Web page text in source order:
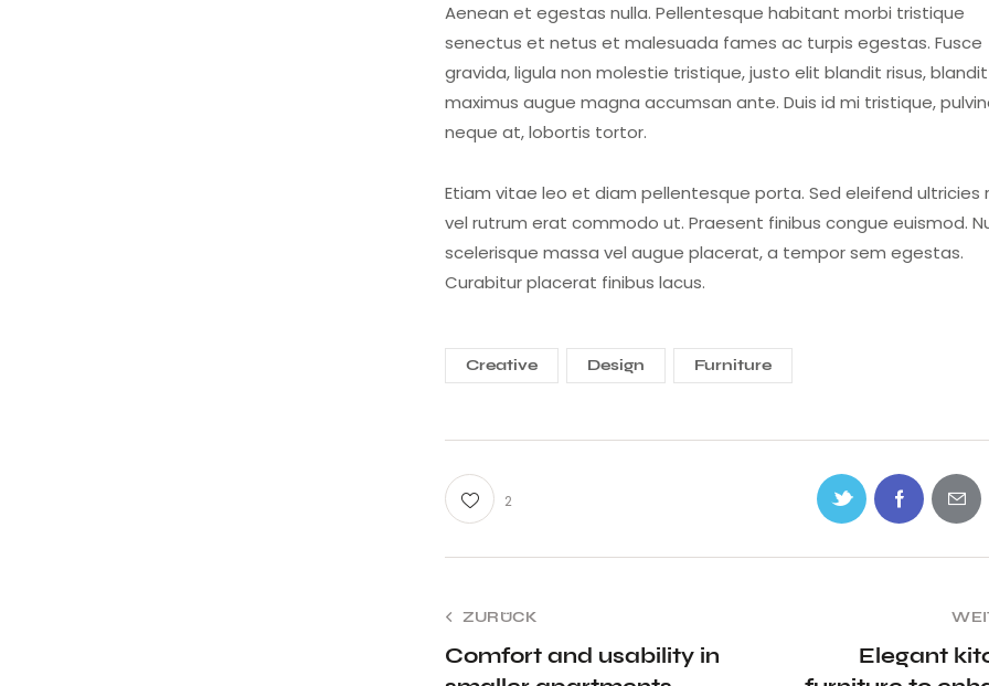
Aenean et egestas nulla. Pellentesque habitant morbi tristique
senectus et netus et malesuada fames ac turpis egestas. Fusce
gravida, ligula non molestie tristique, justo elit blandit risus, blandit
maximus augue magna accumsan ante. Duis id mi tristique,
neque at, lobortis tortor.
Etiam vitae leo et diam pellentesque porta. Sed eleifend ultricies
vel rutrum erat commodo ut. Praesent finibus congue euismod.
scelerisque massa vel augue placerat, a tempor sem egestas.
Curabitur placerat finibus lacus.
Creative Design Furniture
2
ZURÜCK
Comfort and usability in
Elegant